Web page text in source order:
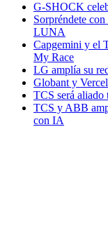
G-SHOCK
Sorpréndete
LUNA
Capgemini y el
My Race
LG amplía su
Globant y
TCS será aliado
TCS y ABB
con IA